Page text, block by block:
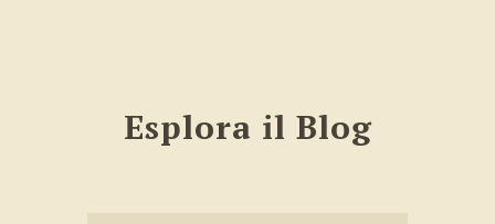
Esplora il Blog